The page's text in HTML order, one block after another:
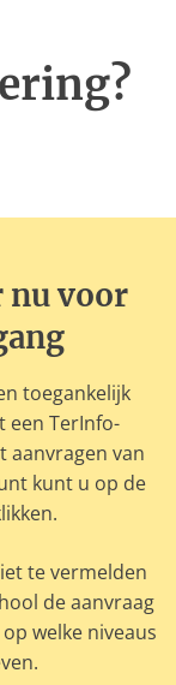
nu voor
toegankelijk
een TerInfo-
aanvragen van
kunt u op de
te vermelden
de aanvraag
welke niveaus